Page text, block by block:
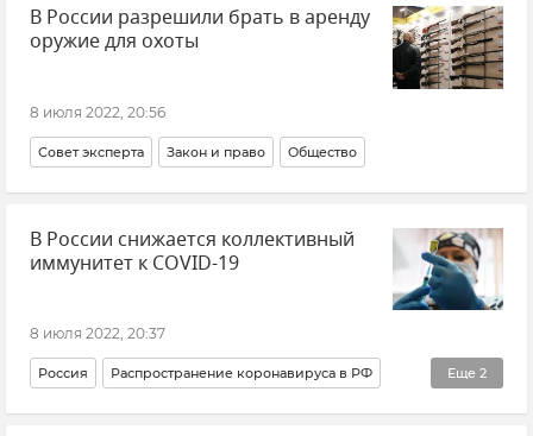
В России разрешили брать в аренду
оружие для охоты
8 июля 2022, 20:56
Совет эксперта Закон и право Общество
В России снижается коллективный
иммунитет к COVID-19
8 июля 2022, 20:37
Еще 2
Россия Распространение коронавируса в РФ
Общество Здоровье